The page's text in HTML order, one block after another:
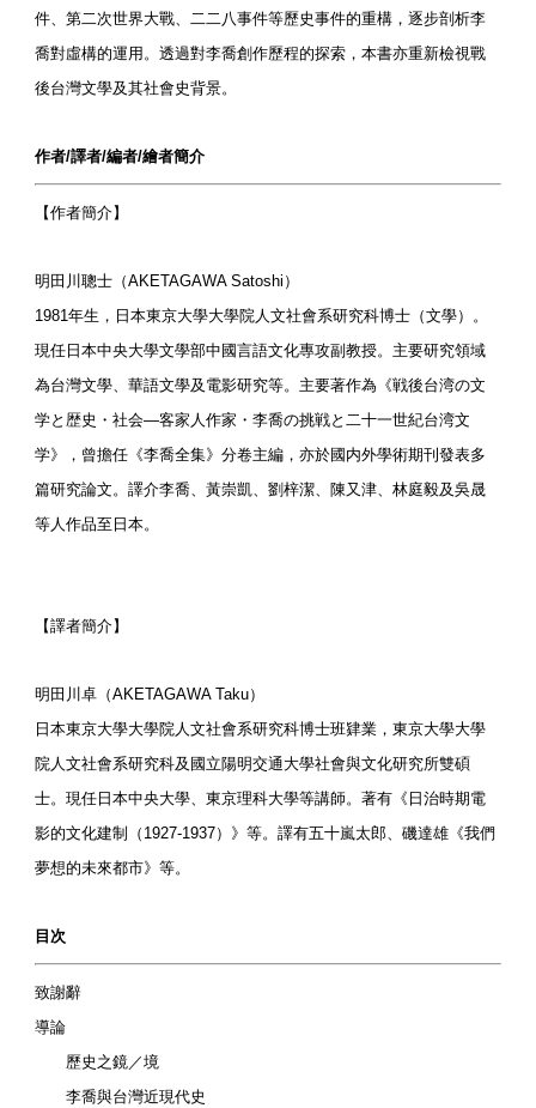
件、第二次世界大戰、二二八事件等歷史事件的重構，逐步剖析李
喬對虛構的運用。透過對李喬創作歷程的探索，本書亦重新檢視戰
後台灣文學及其社會史背景。
作者/譯者/編者/繪者簡介
【作者簡介】
明田川聰士（AKETAGAWA Satoshi）
1981年生，日本東京大學大學院人文社會系研究科博士（文學）。
現任日本中央大學文學部中國言語文化專攻副教授。主要研究領域
為台灣文學、華語文學及電影研究等。主要著作為《戦後台湾の文
学と歴史・社会―客家人作家・李喬の挑戦と二十一世紀台湾文
学》，曾擔任《李喬全集》分卷主編，亦於國内外學術期刊發表多
篇研究論文。譯介李喬、黃崇凱、劉梓潔、陳又津、林庭毅及吳晟
等人作品至日本。
【譯者簡介】
明田川卓（AKETAGAWA Taku）
日本東京大學大學院人文社會系研究科博士班肄業，東京大學大學
院人文社會系研究科及國立陽明交通大學社會與文化研究所雙碩
士。現任日本中央大學、東京理科大學等講師。著有《日治時期電
影的文化建制（1927-1937）》等。譯有五十嵐太郎、磯達雄《我們
夢想的未來都市》等。
目次
致謝辭
導論
歷史之鏡／境
李喬與台灣近現代史